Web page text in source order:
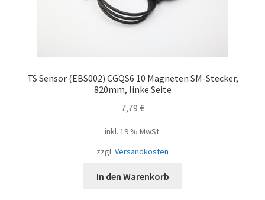
TS Sensor (EBS002) CGQS6 10 Magneten SM-Stecker,
820mm, linke Seite
7,79 €
inkl. 19 % MwSt.
zzgl. Versandkosten
In den Warenkorb